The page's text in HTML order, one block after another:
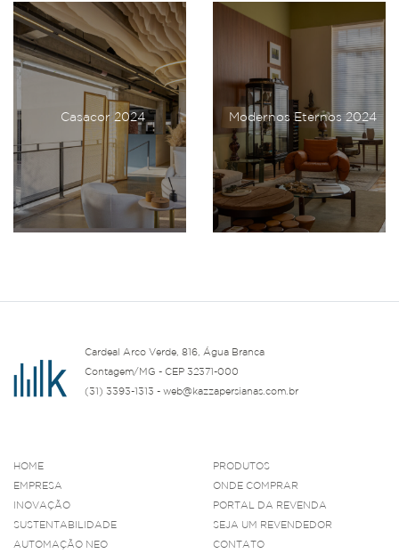
Casacor 2024 Modernos Eternos 2024
Cardeal Arco Verde, 816, Água Branca
Contagem/MG - CEP 32371-000
(31) 3393-1313 - web@kazzapersianas.com.br
HOME
EMPRESA
INOVAÇÃO
SUSTENTABILIDADE
AUTOMAÇÃO NEO
PRODUTOS
ONDE COMPRAR
PORTAL DA REVENDA
SEJA UM REVENDEDOR
CONTATO